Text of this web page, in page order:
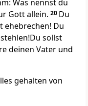
Was nennst du
Gott allein. 20 Du
ehebrechen! Du
sollst
deinen Vater und
gehalten von